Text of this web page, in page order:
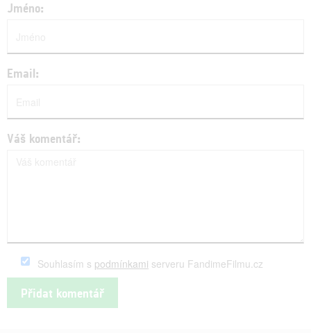
Jméno:
Email:
Váš komentář:
Souhlasím s podmínkami serveru FandimeFilmu.cz